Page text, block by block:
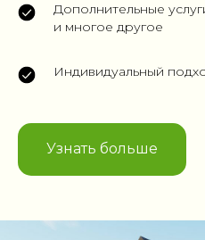
Дополнительные
и многое другое
Индивидуальный
Узнать больше